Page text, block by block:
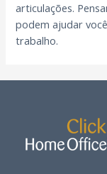
articulações.
podem ajudar
trabalho.